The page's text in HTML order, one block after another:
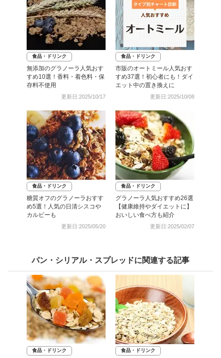
食品・ドリンク
無添加のグラノーラ人気おす
すめ10選！香料・着色料・保
存料不使用
更新日:2025/10/17
食品・ドリンク
市販のオートミール人気おす
すめ37選！初心者にも！ダイ
エット中の置き換えに
更新日:2025/10/08
食品・ドリンク
糖質オフのグラノーラおすす
め5選！人気の日清シスコや
カルビーも
更新日:2025/05/20
食品・ドリンク
グラノーラ人気おすすめ26選
【健康維持やダイエットに】
おいしい食べ方も紹介
更新日:2025/02/07
パン・シリアル・スプレッドに関連する記事
食品・ドリンク 食品・ドリンク